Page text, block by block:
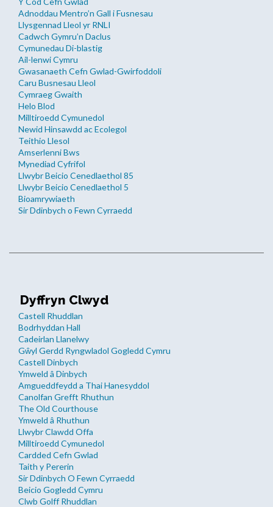
Adnoddau Mentro’n Gall i Fusnesau
Llysgennad Lleol yr RNLI
Cadwch Gymru’n Daclus
Cymunedau Di-blastig
Ail-lenwi Cymru
Gwasanaeth Cefn Gwlad-Gwirfoddoli
Caru Busnesau Lleol
Cymraeg Gwaith
Helo Blod
Milltiroedd Cymunedol
Newid Hinsawdd ac Ecolegol
Teithio Llesol
Amserlenni Bws
Mynediad Cyfrifol
Llwybr Beicio Cenedlaethol 85
Llwybr Beicio Cenedlaethol 5
Bioamrywiaeth
Sir Ddinbych o Fewn Cyrraedd
Dyffryn Clwyd
Castell Rhuddlan
Bodrhyddan Hall
Cadeirlan Llanelwy
Gŵyl Gerdd Ryngwladol Gogledd Cymru
Castell Dinbych
Ymweld â Dinbych
Amgueddfeydd a Thai Hanesyddol
Canolfan Grefft Rhuthun
The Old Courthouse
Ymweld â Rhuthun
Llwybr Clawdd Offa
Milltiroedd Cymunedol
Cardded Cefn Gwlad
Taith y Pererin
Sir Ddinbych O Fewn Cyrraedd
Beicio Gogledd Cymru
Clwb Golff Rhuddlan